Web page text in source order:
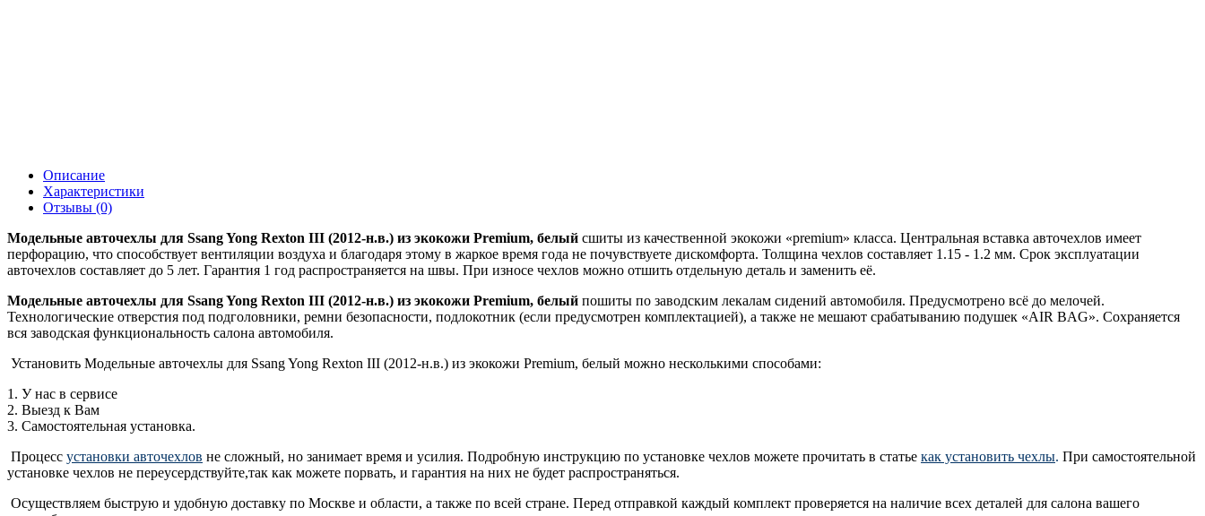
Описание
Характеристики
Отзывы (0)
Модельные авточехлы для Ssang Yong Rexton III (2012-н.в.) из экокожи Premium, белый сшиты из качественной экокожи «premium» класса. Центральная вставка авточехлов имеет
перфорацию, что способствует вентиляции воздуха и благодаря этому в жаркое время года не почувствуете дискомфорта. Толщина чехлов составляет 1.15 - 1.2 мм. Срок эксплуатации
авточехлов составляет до 5 лет. Гарантия 1 год распространяется на швы. При износе чехлов можно отшить отдельную деталь и заменить её.
Модельные авточехлы для Ssang Yong Rexton III (2012-н.в.) из экокожи Premium, белый пошиты по заводским лекалам сидений автомобиля. Предусмотрено всё до мелочей.
Технологические отверстия под подголовники, ремни безопасности, подлокотник (если предусмотрен комплектацией), а также не мешают срабатыванию подушек «AIR BAG». Сохраняется
вся заводская функциональность салона автомобиля.
Установить Модельные авточехлы для Ssang Yong Rexton III (2012-н.в.) из экокожи Premium, белый можно несколькими способами:
1. У нас в сервисе
2. Выезд к Вам
3. Самостоятельная установка.
Процесс установки авточехлов не сложный, но занимает время и усилия. Подробную инструкцию по установке чехлов можете прочитать в статье как установить чехлы. При самостоятельной
установке чехлов не переусердствуйте,так как можете порвать, и гарантия на них не будет распространяться.
Осуществляем быструю и удобную доставку по Москве и области, а также по всей стране. Перед отправкой каждый комплект проверяется на наличие всех деталей для салона вашего